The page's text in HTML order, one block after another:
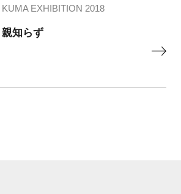
KUMA EXHIBITION 2018
親知らず